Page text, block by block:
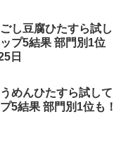
し豆腐ひたすら試し
プ5結果 部門別1位
日
めんひたすら試して
5結果 部門別1位も！